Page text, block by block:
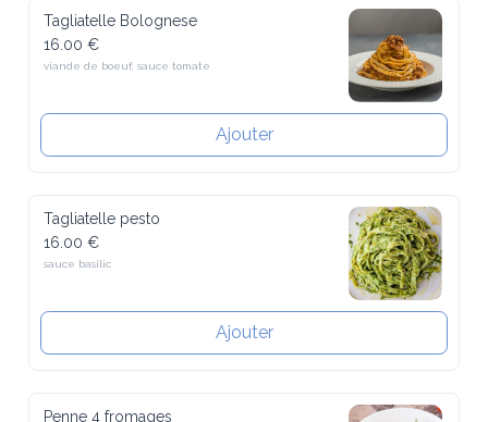
16.00 €
viande de boeuf, sauce tomate
16.00 €
sauce basilic